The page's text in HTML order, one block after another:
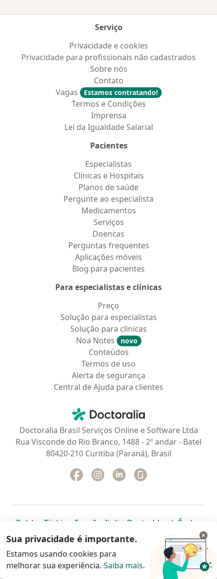
Serviço
Privacidade e cookies
Privacidade para profissionais não cadastrados
Sobre nós
Contato
Vagas
Estamos contratando!
Termos e Condições
Imprensa
Lei da Igualdade Salarial
Pacientes
Especialistas
Clínicas e Hospitais
Planos de saúde
Pergunte ao especialista
Medicamentos
Serviços
Doencas
Perguntas frequentes
Aplicações móveis
Blog para pacientes
Para especialistas e clínicas
Preço
Solução para especialistas
Solução para clinicas
Noa Notes
novo
Conteúdos
Termos de uso
Alerta de segurança
Central de Ajuda para clientes
Doctoralia - Homepage
Doctoralia Brasil Serviços Online e Software Ltda
Rua Visconde do Rio Branco, 1488 - 2º andar - Batel
80420-210 Curitiba (Paraná), Brasil
Facebook
abre num novo separador
Instagram
abre num novo separador
Linkedin
abre num novo
Polska abre num novo separador
Türkiye abre num novo separador
España abre num novo separador
Italia abre num novo
Deutschlandabre num
Česko
Portugal abre num novo separador
, México abre num novo separador
, abre num novo separador
Brasil abre num novoabre num
abre
Colombia abre num novo
www.doctoralia.com.br © 2026 - Agende agora sua
Sua privacidade é importante.
Estamos usando cookies para
melhorar sua experiência. Saiba mais.